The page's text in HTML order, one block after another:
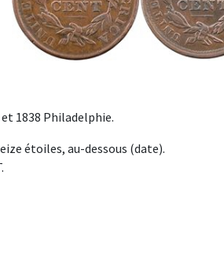
1838 Philadelphie.
étoiles, au-dessous (date).